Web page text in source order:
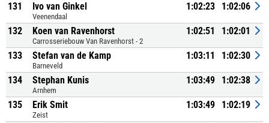
131 Ivo van Ginkel
Veenendaal
1:02:23 1:02:06
132 Koen van Ravenhorst
Carrosseriebouw Van Ravenhorst - 2
1:02:51 1:02:01
133 Stefan van de Kamp
Barneveld
1:03:11 1:02:30
134 Stephan Kunis
Arnhem
1:03:49 1:02:38
135 Erik Smit
Zeist
1:03:49 1:02:19